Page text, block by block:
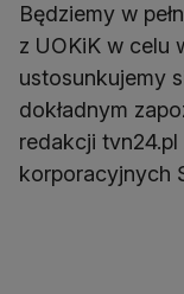
Będziemy w
z UOKiK w celu
ustosunkujemy
dokładnym
redakcji
korporacyjnych